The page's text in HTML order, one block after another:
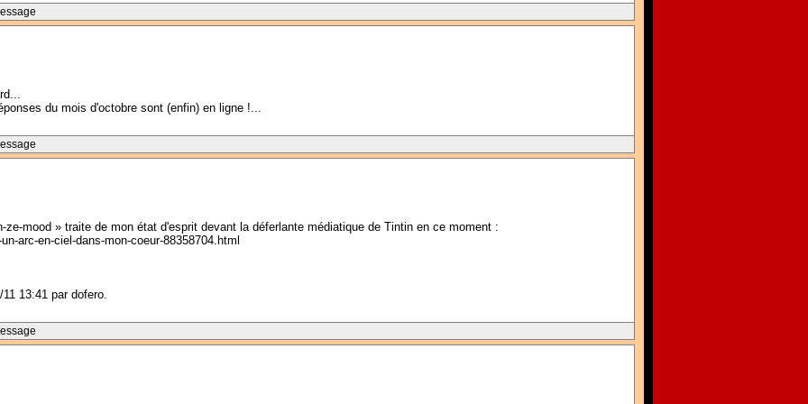
du mois d'octobre sont (enfin) en ligne !...
mood » traite de mon état d'esprit devant la déferlante médiatique de Tintin en ce moment :
arc-en-ciel-dans-mon-coeur-88358704.html
13:41 par dofero.